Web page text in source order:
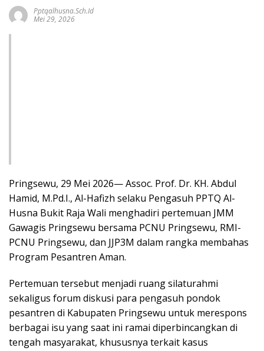
Pptqalhusna.sch.id
Mei 29, 2026
Pringsewu, 29 Mei 2026— Assoc. Prof. Dr. KH. Abdul
Hamid, M.Pd.I., Al-Hafizh selaku Pengasuh PPTQ Al-
Husna Bukit Raja Wali menghadiri pertemuan JMM
Gawagis Pringsewu bersama PCNU Pringsewu, RMI-
PCNU Pringsewu, dan JJP3M dalam rangka membahas
Program Pesantren Aman.
Pertemuan tersebut menjadi ruang silaturahmi
sekaligus forum diskusi para pengasuh pondok
pesantren di Kabupaten Pringsewu untuk merespons
berbagai isu yang saat ini ramai diperbincangkan di
tengah masyarakat, khususnya terkait kasus